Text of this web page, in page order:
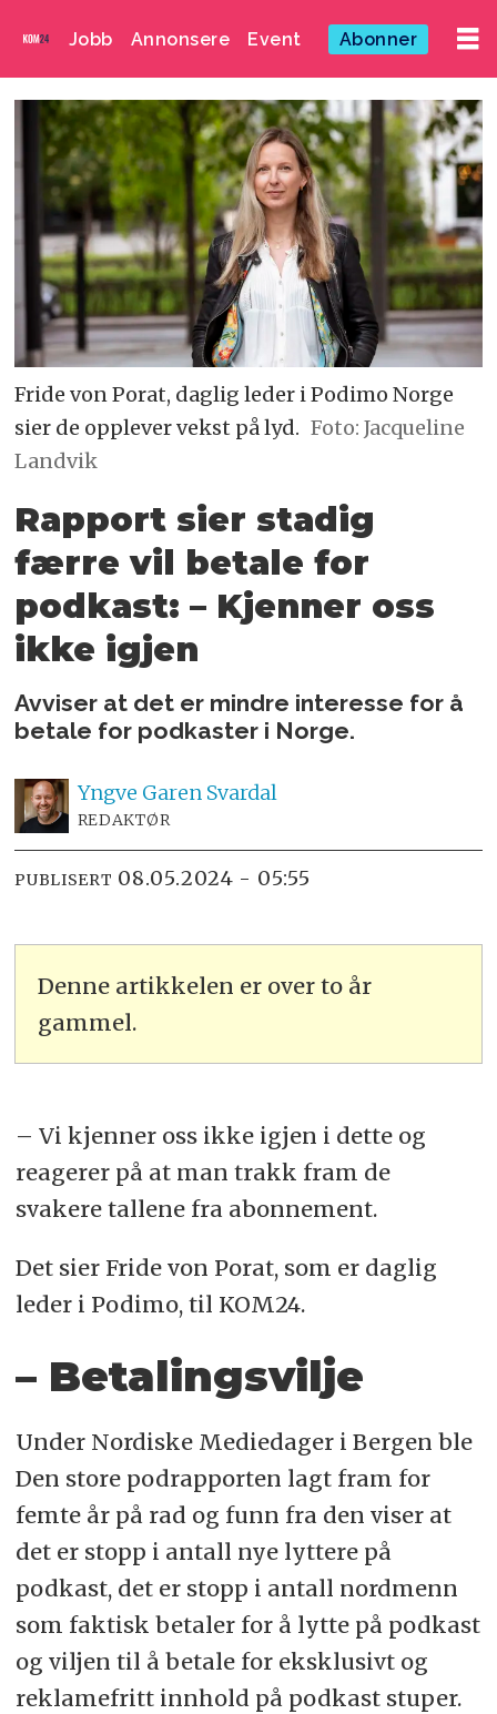
Jobb Annonsere Event Abonner
Fride von Porat, daglig leder i Podimo Norge
sier de opplever vekst på lyd. Foto: Jacqueline
Landvik
Rapport sier stadig
færre vil betale for
podkast: – Kjenner oss
ikke igjen
Avviser at det er mindre interesse for å
betale for podkaster i Norge.
Yngve Garen Svardal
REDAKTØR
PUBLISERT 08.05.2024 - 05:55
Denne artikkelen er over to år
gammel.
– Vi kjenner oss ikke igjen i dette og
reagerer på at man trakk fram de
svakere tallene fra abonnement.
Det sier Fride von Porat, som er daglig
leder i Podimo, til KOM24.
– Betalingsvilje
Under Nordiske Mediedager i Bergen ble
Den store podrapporten lagt fram for
femte år på rad og funn fra den viser at
det er stopp i antall nye lyttere på
podkast, det er stopp i antall nordmenn
som faktisk betaler for å lytte på podkast
og viljen til å betale for eksklusivt og
reklamefritt innhold på podkast stuper.